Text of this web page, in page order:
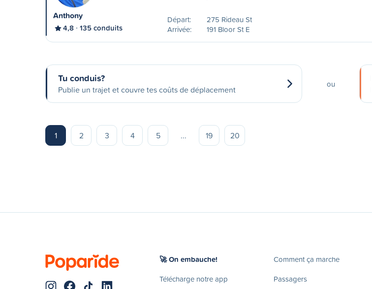
Anthony
4,8 135 conduits
Départ:
275 Rideau St
Arrivée:
191 Bloor St E
Tu conduis?
Publie un trajet et couvre tes coûts de déplacement
ou
1 2 3 4 5 ... 19 20
🚀 On embauche!
Télécharge notre app
Comment ça marche
Passagers